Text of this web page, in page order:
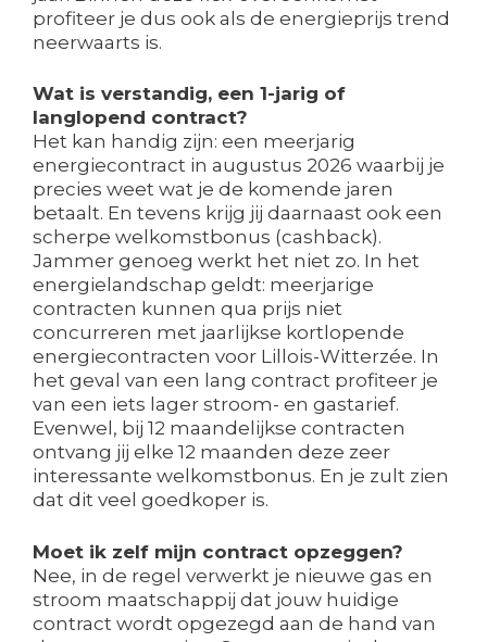
profiteer je dus ook als de energieprijs trend
neerwaarts is.
Wat is verstandig, een 1-jarig of
langlopend contract?
Het kan handig zijn: een meerjarig
energiecontract in augustus 2026 waarbij je
precies weet wat je de komende jaren
betaalt. En tevens krijg jij daarnaast ook een
scherpe welkomstbonus (cashback).
Jammer genoeg werkt het niet zo. In het
energielandschap geldt: meerjarige
contracten kunnen qua prijs niet
concurreren met jaarlijkse kortlopende
energiecontracten voor Lillois-Witterzée. In
het geval van een lang contract profiteer je
van een iets lager stroom- en gastarief.
Evenwel, bij 12 maandelijkse contracten
ontvang jij elke 12 maanden deze zeer
interessante welkomstbonus. En je zult zien
dat dit veel goedkoper is.
Moet ik zelf mijn contract opzeggen?
Nee, in de regel verwerkt je nieuwe gas en
stroom maatschappij dat jouw huidige
contract wordt opgezegd aan de hand van